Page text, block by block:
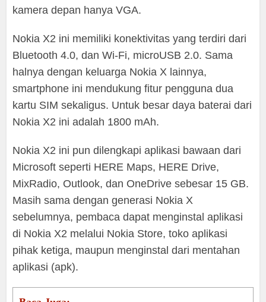
kamera depan hanya VGA.
Nokia X2 ini memiliki konektivitas yang terdiri dari
Bluetooth 4.0, dan Wi-Fi, microUSB 2.0. Sama
halnya dengan keluarga Nokia X lainnya,
smartphone ini mendukung fitur pengguna dua
kartu SIM sekaligus. Untuk besar daya baterai dari
Nokia X2 ini adalah 1800 mAh.
Nokia X2 ini pun dilengkapi aplikasi bawaan dari
Microsoft seperti HERE Maps, HERE Drive,
MixRadio, Outlook, dan OneDrive sebesar 15 GB.
Masih sama dengan generasi Nokia X
sebelumnya, pembaca dapat menginstal aplikasi
di Nokia X2 melalui Nokia Store, toko aplikasi
pihak ketiga, maupun menginstal dari mentahan
aplikasi (apk).